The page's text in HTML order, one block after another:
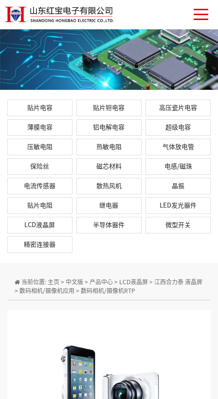
贴片电容 贴片钽电容 高压瓷片电容
薄膜电容 铝电解电容 超级电容
压敏电阻 热敏电阻 气体放电管
保险丝 磁芯材料 电感/磁珠
电流传感器 散热风机 晶振
贴片电阻 继电器 LED发光器件
LCD液晶屏 半导体器件 微型开关
精密连接器
当前位置: 主页 > 中文版 > 产品中心 > LCD液晶屏 > 江西合力泰 液晶屏
> 数码相机/摄像机应用 > 数码相机/摄像机RTP